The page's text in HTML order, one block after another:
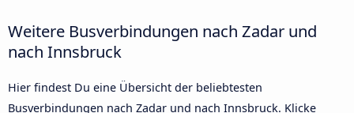
Weitere Busverbindungen nach Zadar und
nach Innsbruck
Hier findest Du eine Übersicht der beliebtesten
Busverbindungen nach Zadar und nach Innsbruck. Klicke